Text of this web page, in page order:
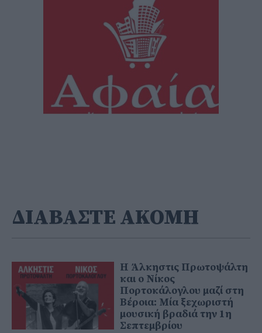
ΔΙΑΒΑΣΤΕ ΑΚΟΜΗ
Η Άλκηστις Πρωτοψάλτη
και ο Νίκος
Πορτοκάλογλου μαζί στη
Βέροια: Μία ξεχωριστή
μουσική βραδιά την 1η
Σεπτεμβρίου